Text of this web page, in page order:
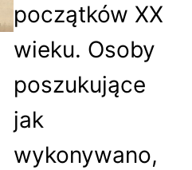
początków XX
wieku. Osoby
poszukujące
jak
wykonywano,